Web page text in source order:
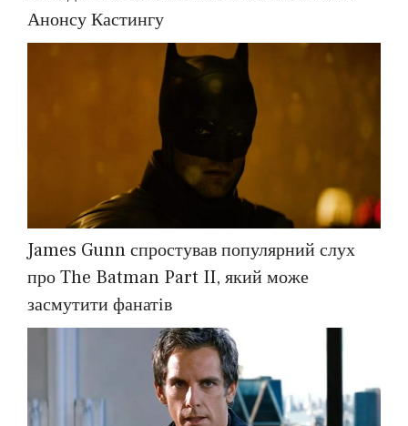
Анонсу Кастингу
James Gunn спростував популярний слух
про The Batman Part II, який може
засмутити фанатів